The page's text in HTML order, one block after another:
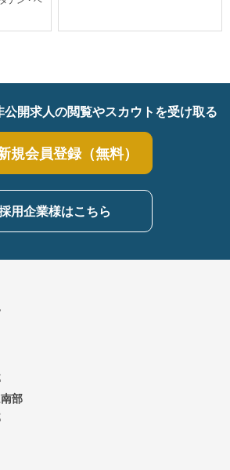
開求人の閲覧やスカウトを受け取る
規会員登録（無料）
用企業様はこちら
部